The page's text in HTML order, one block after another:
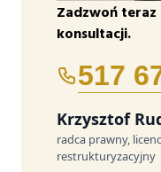
Zadzwoń teraz
konsultacji.
517
Krzysztof
radca prawny,
restrukturyzacyjny